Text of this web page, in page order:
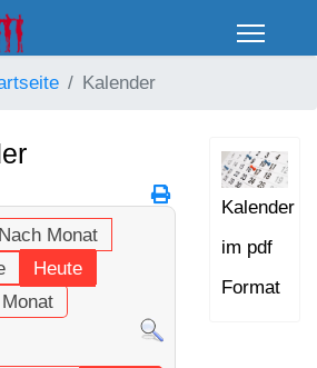
Kalender
Nach Monat
Heute
Kalender
im pdf
Format